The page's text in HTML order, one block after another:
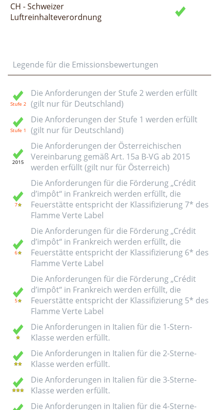
CH - Schweizer
Luftreinhalteverordnung
Legende für die Emissionsbewertungen
Die Anforderungen der Stufe 2 werden erfüllt
(gilt nur für Deutschland)
Die Anforderungen der Stufe 1 werden erfüllt
(gilt nur für Deutschland)
Die Anforderungen der Österreichischen
Vereinbarung gemäß Art. 15a B-VG ab 2015
werden erfüllt (gilt nur für Österreich)
Die Anforderungen für die Förderung „Crédit
d’impôt“ in Frankreich werden erfüllt, die
Feuerstätte entspricht der Klassifizierung 7* des
Flamme Verte Label
Die Anforderungen für die Förderung „Crédit
d’impôt“ in Frankreich werden erfüllt, die
Feuerstätte entspricht der Klassifizierung 6* des
Flamme Verte Label
Die Anforderungen für die Förderung „Crédit
d’impôt“ in Frankreich werden erfüllt, die
Feuerstätte entspricht der Klassifizierung 5* des
Flamme Verte Label
Die Anforderungen in Italien für die 1-Stern-
Klasse werden erfüllt.
Die Anforderungen in Italien für die 2-Sterne-
Klasse werden erfüllt.
Die Anforderungen in Italien für die 3-Sterne-
Klasse werden erfüllt.
Die Anforderungen in Italien für die 4-Sterne-